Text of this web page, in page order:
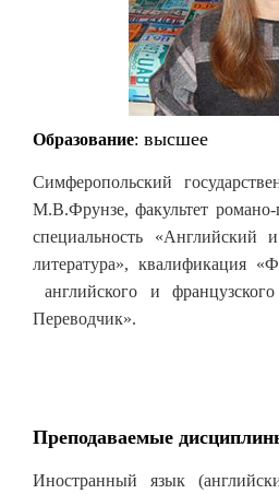
Образование: высшее
Симферопольский
М.В.Фрунзе, факультет романо-
специальность «Английский
литература», квалификация
английского и
Переводчик».
Преподаваемые
Иностранный язык